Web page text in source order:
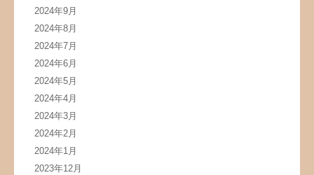
2024年9月
2024年8月
2024年7月
2024年6月
2024年5月
2024年4月
2024年3月
2024年2月
2024年1月
2023年12月